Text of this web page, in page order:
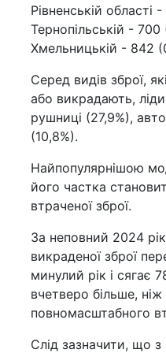
Рівненській
Тернопільській -
Хмельницькій - 842
Серед видів зброї,
або викрадають,
рушниці (27,9%),
(10,8%).
Найпопулярнішою
його частка
втраченої зброї.
За неповний 2024 рік
викраденої зброї
минулий рік і сягає
вчетверо більше,
повномасштабного
Слід зазначити, що з